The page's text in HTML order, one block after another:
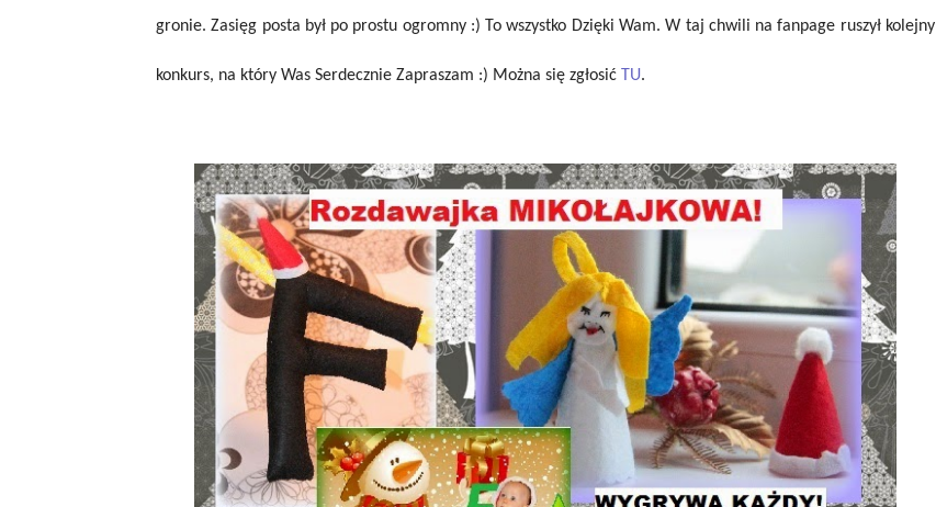
gronie. Zasięg posta był po prostu ogromny :) To wszystko Dzięki Wam. W taj chwili na fanpage ruszył kolejny
konkurs, na który Was Serdecznie Zapraszam :) Można się zgłosić TU.